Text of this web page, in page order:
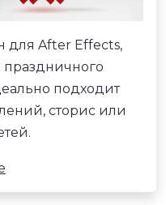
для After Effects,
подходит
сторис или